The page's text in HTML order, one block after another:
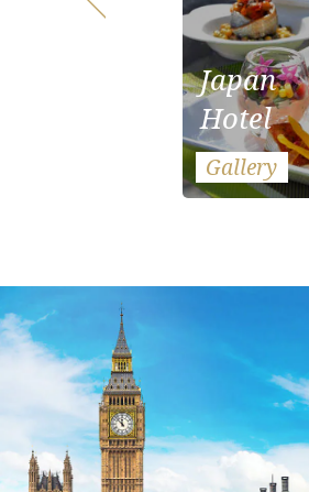
Japan
Hotel
Gallery